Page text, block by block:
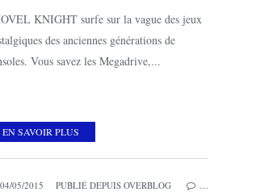
KNIGHT surfe sur la vague des jeux
des anciennes générations de
Vous savez les Megadrive,...
EN SAVOIR PLUS
DE COEUR
04/05/2015 PUBLIÉ DEPUIS OVERBLOG